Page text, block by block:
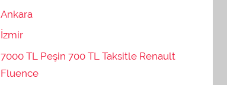
Ankara
İzmir
7000 TL Peşin 700 TL Taksitle Renault
Fluence